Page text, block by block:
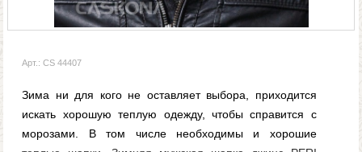
Арт.: CS 44407
Зима ни для кого не оставляет выбора, приходится
искать хорошую теплую одежду, чтобы справится с
морозами. В том числе необходимы и хорошие